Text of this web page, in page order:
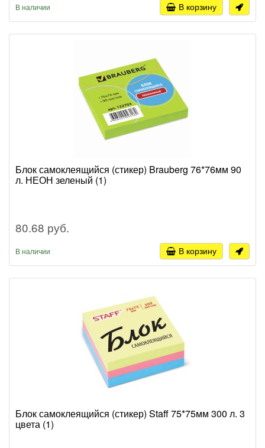
В наличии В корзину
Блок самоклеящийся (стикер) Brauberg 76*76мм 90
л. НЕОН зеленый (1)
80.68 руб.
В наличии В корзину
Блок самоклеящийся (стикер) Staff 75*75мм 300 л. 3
цвета (1)